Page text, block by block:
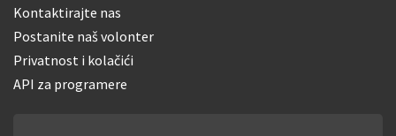
Kontaktirajte nas
Postanite naš volonter
Privatnost i kolačići
API za programere